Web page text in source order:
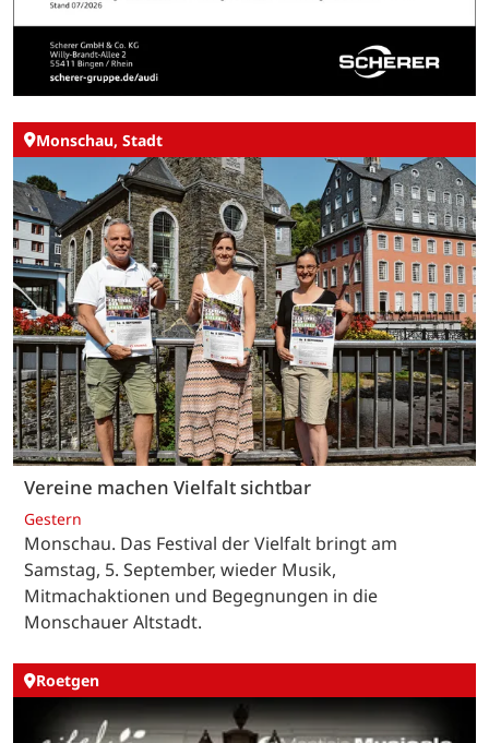
Monschau, Stadt
Vereine machen Vielfalt sichtbar
Gestern
Monschau. Das Festival der Vielfalt bringt am
Samstag, 5. September, wieder Musik,
Mitmachaktionen und Begegnungen in die
Monschauer Altstadt.
Roetgen